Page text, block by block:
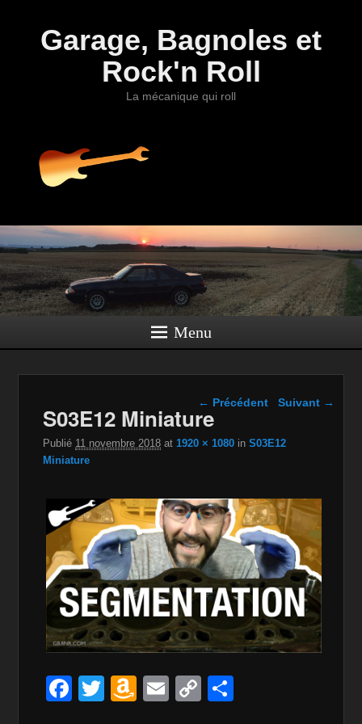
Garage, Bagnoles et
Rock'n Roll
La mécanique qui roll
Menu
Navigation dans les
← Précédent Suivant →
S03E12 Miniature
Publié 11 novembre 2018 at 1920 × 1080 inS03E12
Miniature
F
T
A
E
C